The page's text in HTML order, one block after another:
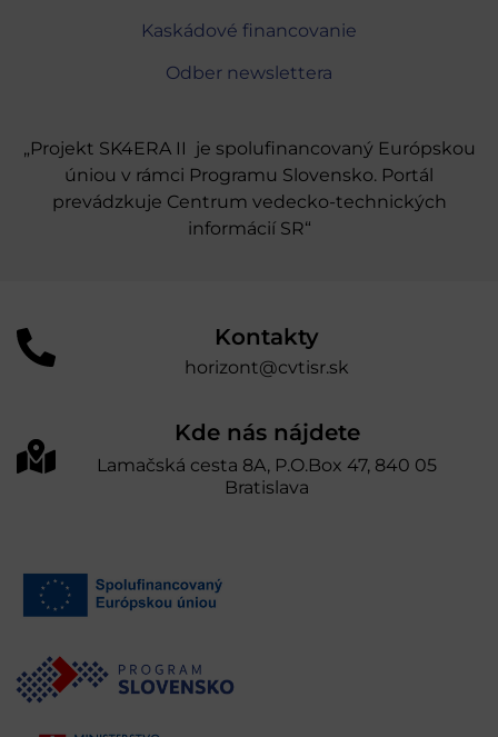
Kaskádové financovanie
Odber newslettera
„Projekt SK4ERA II je spolufinancovaný Európskou
úniou v rámci Programu Slovensko. Portál
prevádzkuje Centrum vedecko-technických
informácií SR“
Kontakty
horizont@cvtisr.sk
Kde nás nájdete
Lamačská cesta 8A, P.O.Box 47, 840 05
Bratislava